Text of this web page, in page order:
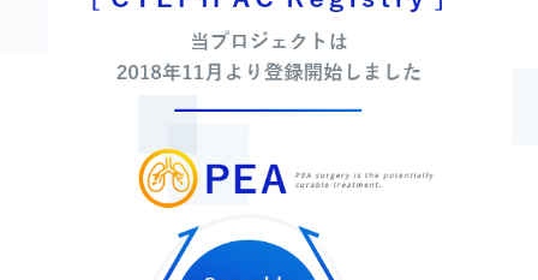
レジストリ登録はこちら
レジストリに参加するには
English